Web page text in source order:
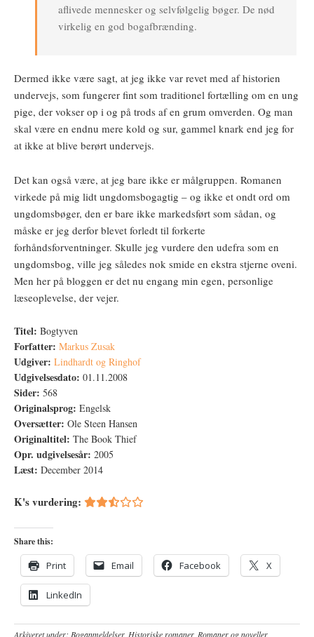
aflivede mennesker og selvfølgelig bøger. De nød
virkelig en god bogafbrænding.
Dermed ikke være sagt, at jeg ikke var revet med af historien
undervejs, som fungerer fint som traditionel fortælling om en ung
pige, der vokser op i og på trods af en grum omverden. Og man
skal være en endnu mere kold og sur, gammel knark end jeg for
at ikke at blive berørt undervejs.
Det kan også være, at jeg bare ikke er målgruppen. Romanen
virkede på mig lidt ungdomsbogagtig – og ikke et ondt ord om
ungdomsbøger, den er bare ikke markedsført som sådan, og
måske er jeg derfor blevet forledt til forkerte
forhåndsforventninger. Skulle jeg vurdere den udefra som en
ungdomsbog, ville jeg således nok smide en ekstra stjerne oveni.
Men her på bloggen er det nu engang min egen, personlige
læseoplevelse, der vejer.
Titel: Bogtyven
Forfatter: Markus Zusak
Udgiver: Lindhardt og Ringhof
Udgivelsesdato: 01.11.2008
Sider: 568
Originalsprog: Engelsk
Oversætter: Ole Steen Hansen
Originaltitel: The Book Thief
Opr. udgivelsesår: 2005
Læst: December 2014
K's vurdering:
Share this:
Print Email Facebook X
LinkedIn
Arkiveret under: Boganmeldelser, Historiske romaner, Romaner og noveller,